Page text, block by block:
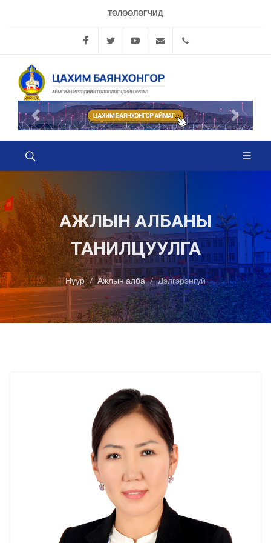
ТӨЛӨӨЛӨГЧИД
FacebookTwitter YouTube
Өмнөх Дараах
АЖЛЫН АЛБАНЫ
ТАНИЛЦУУЛГА
Нүүр Ажлын алба Дэлгэрэнгүй